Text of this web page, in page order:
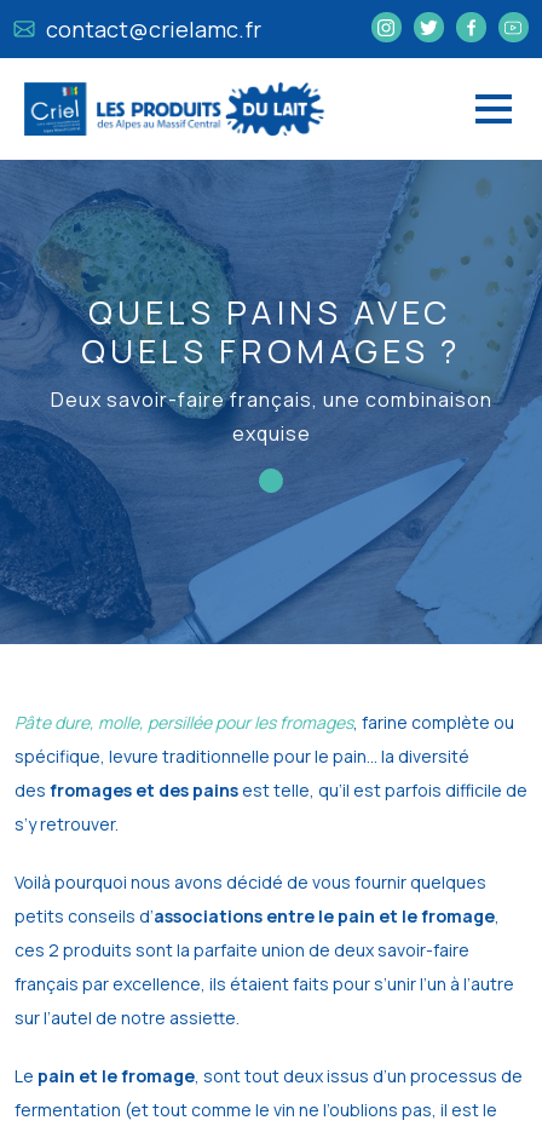
contact@crielamc.fr
QUELS PAINS AVEC
QUELS FROMAGES ?
Deux savoir-faire français, une combinaison
exquise
Pâte dure, molle, persillée pour les fromages, farine complète ou
spécifique, levure traditionnelle pour le pain… la diversité
des fromages et des painsest telle, qu’il est parfois difficile de
s’y retrouver.
Voilà pourquoi nous avons décidé de vous fournir quelques
petits conseils d’associations entre le pain et le fromage,
ces 2 produits sont la parfaite union de deux savoir-faire
français par excellence, ils étaient faits pour s’unir l’un à l’autre
sur l’autel de notre assiette.
Le pain et le fromage, sont tout deux issus d’un processus de
fermentation (et tout comme le vin ne l’oublions pas, il est le